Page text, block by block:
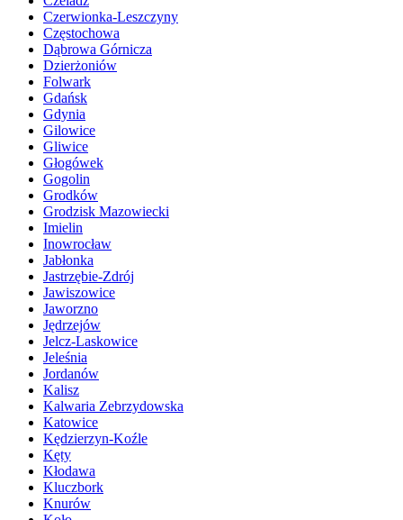
Czerwionka-Leszczyny
Częstochowa
Dąbrowa Górnicza
Dzierżoniów
Folwark
Gdańsk
Gdynia
Gilowice
Gliwice
Głogówek
Gogolin
Grodków
Grodzisk Mazowiecki
Imielin
Inowrocław
Jabłonka
Jastrzębie-Zdrój
Jawiszowice
Jaworzno
Jędrzejów
Jelcz-Laskowice
Jeleśnia
Jordanów
Kalisz
Kalwaria Zebrzydowska
Katowice
Kędzierzyn-Koźle
Kęty
Kłodawa
Kluczbork
Knurów